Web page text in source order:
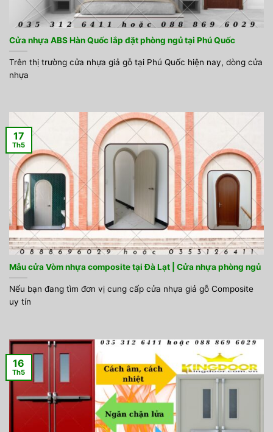
Cửa nhựa ABS Hàn Quốc lắp đặt phòng ngủ tại Phú Quốc
Trên thị trường cửa nhựa giả gỗ tại Phú Quốc hiện nay, dòng cửa
nhựa
Mẫu cửa Vòm nhựa composite tại Đà Lạt | Cửa nhựa phòng ngủ
Nếu bạn đang tìm đơn vị cung cấp cửa nhựa giả gỗ Composite
uy tín
17
Th5
16
Th5